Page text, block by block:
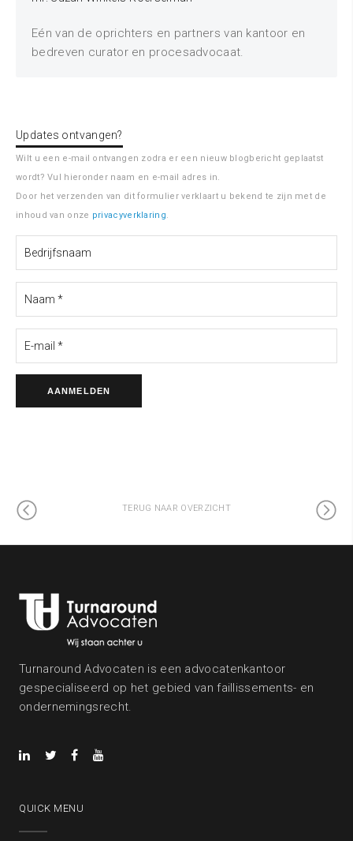
Eén van de oprichters en partners van kantoor en
bedreven curator en procesadvocaat.
Updates ontvangen?
Wilt u een e-mail ontvangen zodra er een nieuw blogbericht geplaatst
wordt? Vul hieronder naam en e-mail adres in.
Door het verzenden van dit formulier verklaart u bekend te zijn met de
inhoud van onze privacyverklaring.
TERUG NAAR OVERZICHT
Turnaround Advocaten is een advocatenkantoor
gespecialiseerd op het gebied van faillissements- en
ondernemingsrecht.
QUICK MENU